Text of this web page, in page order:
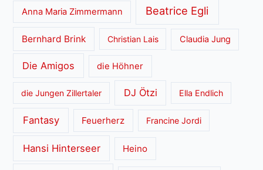
Anna Maria Zimmermann Beatrice Egli
Bernhard Brink Christian Lais Claudia Jung
Die Amigos die Höhner
die Jungen Zillertaler DJ Ötzi Ella Endlich
Fantasy Feuerherz Francine Jordi
Hansi Hinterseer Heino